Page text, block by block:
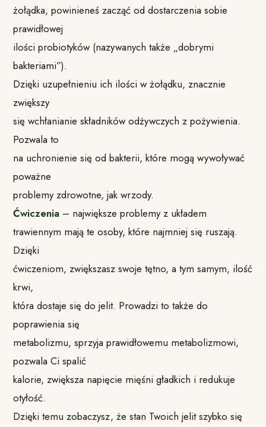
żołądka, powinieneś zacząć od dostarczenia sobie
prawidłowej
ilości probiotyków (nazywanych także „dobrymi
bakteriami”).
Dzięki uzupełnieniu ich ilości w żołądku, znacznie
zwiększy
się wchłanianie składników odżywczych z pożywienia.
Pozwala to
na uchronienie się od bakterii, które mogą wywoływać
poważne
problemy zdrowotne, jak wrzody.
Ćwiczenia – największe problemy z układem
trawiennym mają te osoby, które najmniej się ruszają.
Dzięki
ćwiczeniom, zwiększasz swoje tętno, a tym samym, ilość
krwi,
która dostaje się do jelit. Prowadzi to także do
poprawienia się
metabolizmu, sprzyja prawidłowemu metabolizmowi,
pozwala Ci spalić
kalorie, zwiększa napięcie mięśni gładkich i redukuje
otyłość.
Dzięki temu zobaczysz, że stan Twoich jelit szybko się